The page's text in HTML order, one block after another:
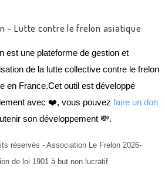
- Lutte contre le frelon asiatique
est une plateforme de gestion et
de la lutte collective contre le frelon
en France.Cet outil est développé
avec ❤️, vous pouvez faire un don
son développement 💸.
réservés - Association Le Frelon 2026-
de loi 1901 à but non lucratif